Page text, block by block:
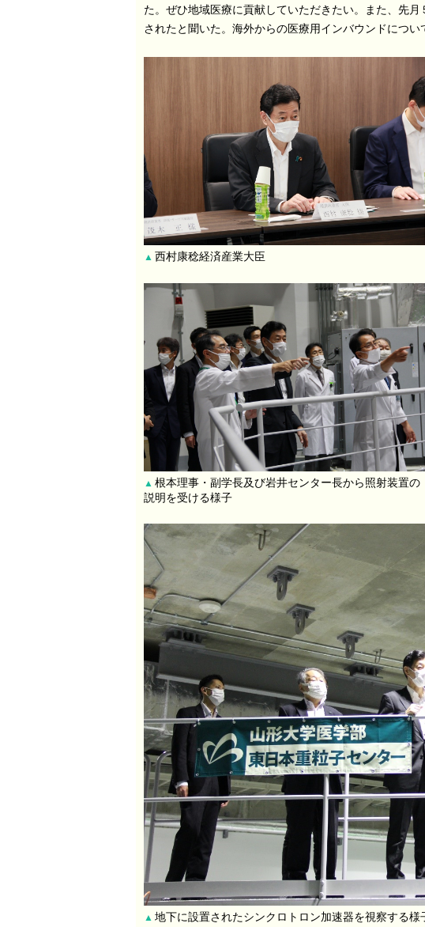
た。ぜひ地域医療に貢献していただきたい。また、先
されたと聞いた。海外からの医療用インバウンドについ
▲ 西村康稔経済産業大臣
▲ 根本理事・副学長及び岩井センター長から照射装置の
説明を受ける様子
▲ 地下に設置されたシンクロトロン加速器を視察する様